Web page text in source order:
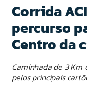
Corrida
percurso
Centro da
Caminhada de 3 Km
pelos principais